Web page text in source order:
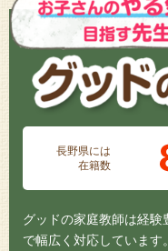
長野県には
在籍数
グッドの家庭教師は経験
で幅広く対応しています。